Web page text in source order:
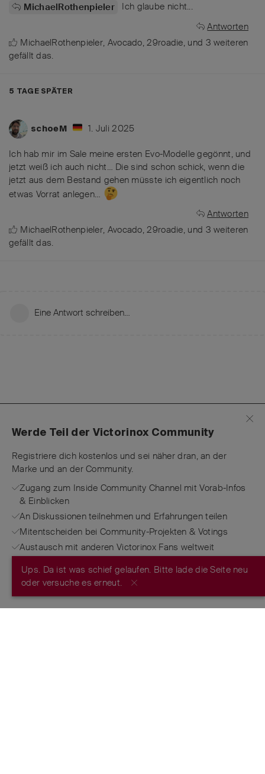
MichaelRothenpieler
Ich glaube nicht...
Antworten
MichaelRothenpieler, Avocado,29roadie, und 3 weiteren
gefällt das.
5 TAGESPÄTER
schoeM 1. Juli 2025
Ich hab mir im Sale meine ersten Evo-Modelle gegönnt, und
jetzt weiß ich auch nicht… Die sind schon schick, wenn die
jetzt aus dem Bestand gehen müsste ich eigentlich noch
etwas Vorrat anlegen…
Antworten
MichaelRothenpieler, Avocado,29roadie, und 3 weiteren
gefällt das.
Eine Antwort schreiben…
Ups. Da ist was schief gelaufen. Bitte lade die Seite neu
oder versuche es erneut.
Werde Teil der Victorinox Community
Registriere dich kostenlos und sei näher dran, an der
Marke und an der Community.
Zugang zum Inside Community Channel mit Vorab-Infos
& Einblicken
An Diskussionen teilnehmen und Erfahrungen teilen
Mitentscheiden bei Community-Projekten & Votings
Austausch mit anderen Victorinox Fans weltweit
JETZT REGISTRIEREN